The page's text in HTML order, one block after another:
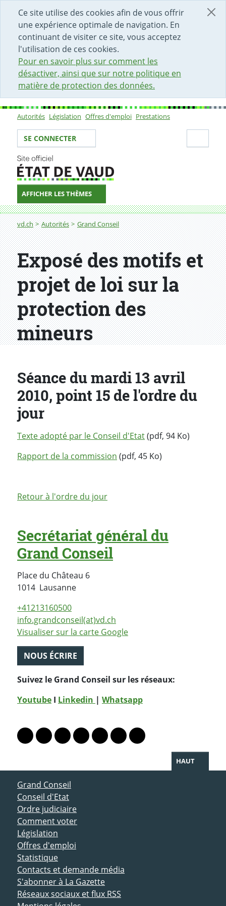
Ce site utilise des cookies afin de vous offrir
une expérience optimale de navigation. En
continuant de visiter ce site, vous acceptez
l'utilisation de ces cookies.
Pour en savoir plus sur comment les
désactiver, ainsi que sur notre politique en
matière de protection des données.
DÉBUT DU CONTENU DE LA PAGE
ACCÈS AU CHAMP DE RECHERCHE
PAGE D'ACCUEIL
FORMULAIRE DE CONTACT
Sous-navigation
Autorités Législation Offres d'emploi Prestations
Votre identité
SE CONNECTER
AFFICHER LES THÈMES
Fil d'Ariane
vd.ch Autorités Grand Conseil
Exposé des motifs et
projet de loi sur la
protection des
mineurs
Séance du mardi 13 avril
2010, point 15 de l'ordre du
jour
Texte adopté par le Conseil d'Etat(pdf, 94 Ko)
Rapport de la commission (pdf, 45 Ko)
Retour à l'ordre du jour
Secrétariat général du
Grand Conseil
Place du Château 6
1014 LausanneSuisse
+41213160500
info.grandconseil(at)vd.ch
Visualiser sur la carte Google
NOUS ÉCRIRE
Suivez le Grand Conseil sur les réseaux:
Youtube I Linkedin | Whatsapp
Lien vers le profil Mastodon
Lien vers le profil Bluesky
Lien vers le profil Instagram
Lien vers le profil Linkedin
Lien vers le profil Facebook
Lien vers le profil Twitter
Partager par WhatsApp
HAUT
ACCÈS DIRECT
Grand Conseil
Conseil d'Etat
Ordre judiciaire
Comment voter
Législation
Offres d'emploi
Statistique
Contacts et demande média
S'abonner à La Gazette
Réseaux sociaux et flux RSS